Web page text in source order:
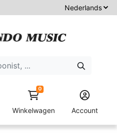
0
Winkelwagen Account